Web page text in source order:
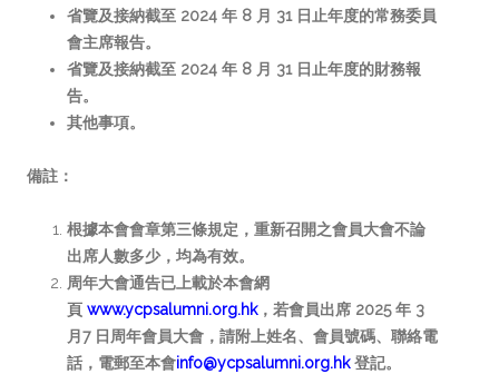
省覽及接納截至 2024 年 8 月 31 日止年度的常務委員
會主席報告。
省覽及接納截至 2024 年 8 月 31 日止年度的財務報
告。
其他事項。
備註：
根據本會會章第三條規定，重新召開之會員大會不論
出席人數多少，均為有效。
周年大會通告已上載於本會網
頁 www.ycpsalumni.org.hk，若會員出席 2025 年 3
月7 日周年會員大會，請附上姓名、會員號碼、聯絡電
話，電郵至本會info@ycpsalumni.org.hk登記。